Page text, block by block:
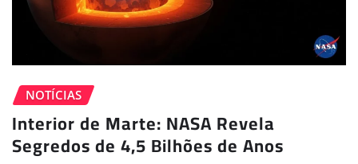
NOTÍCIAS
Interior de Marte: NASA Revela
Segredos de 4,5 Bilhões de Anos